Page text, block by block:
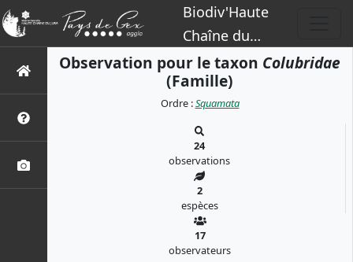
Biodiv'Haute
Chaîne du
Jura
Observation pour le taxon Colubridae
(Famille)
Ordre :Squamata
24
observations
2
espèces
17
observateurs